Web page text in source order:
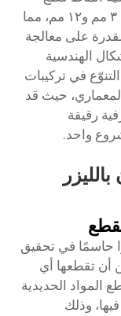
معقدة في سماكات متوسطة تتراوح بين ٣ مم و١٢ مم، مما
على معالجة
الهندسية
في تركيبات
حيث قد
رقيقة
واحد.
حاسمًا في تحقيق
أن تقطعها أي
المواد الحديدية
وذلك